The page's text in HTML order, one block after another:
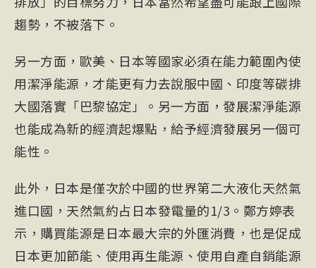
趨勢，不被落下。
另一方面，歐美、日本等國家必須在能力範圍內使
用潔淨能源，才能更有力去說服中國、印度等碳排
大國落實「巴黎協定」。另一方面，發展潔淨能源
也能成為新的經濟起爆點，給予經濟發展另一個可
能性。
此外，日本是僅次於中國的世界第二大液化天然氣
進口國，天然氣約占日本發電量的1/3。鄭方婷表
示，購買能源是日本最大宗的外匯消費，也是促成
日本更加節能、使用再生能源、使用自產自銷能源